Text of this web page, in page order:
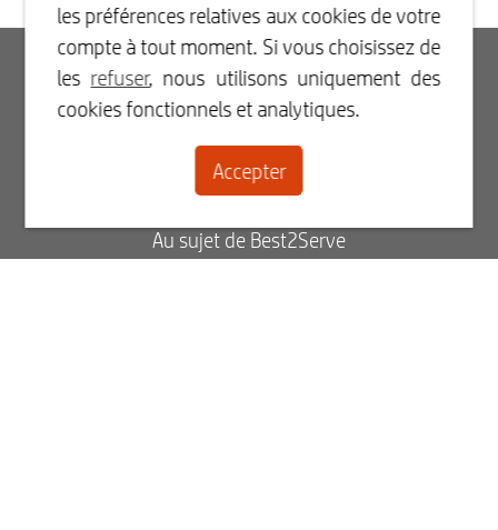
Connexion
Contact
Au sujet de Best2Serve
les préférences relatives aux cookies de votre
compte à tout moment. Si vous choisissez de
les refuser, nous utilisons uniquement des
cookies fonctionnels et analytiques.
Accepter